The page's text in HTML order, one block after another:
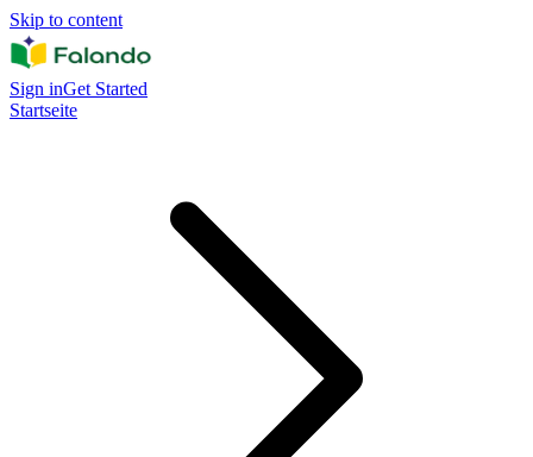
Skip to content
Sign inGet Started
Startseite